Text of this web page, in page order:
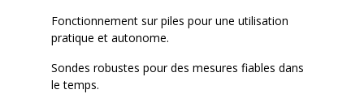
Fonctionnement sur piles pour une utilisation
pratique et autonome.
Sondes robustes pour des mesures fiables dans
le temps.